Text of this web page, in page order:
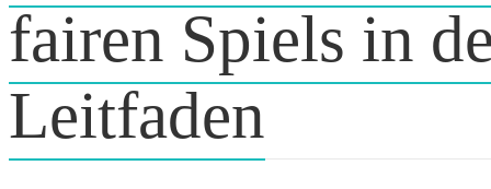
fairen Spiels in
Leitfaden